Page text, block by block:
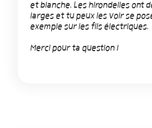
et blanche. Les hirondelles ont
larges et tu peux les voir se
exemple sur les fils électriques.
Merci pour ta question !